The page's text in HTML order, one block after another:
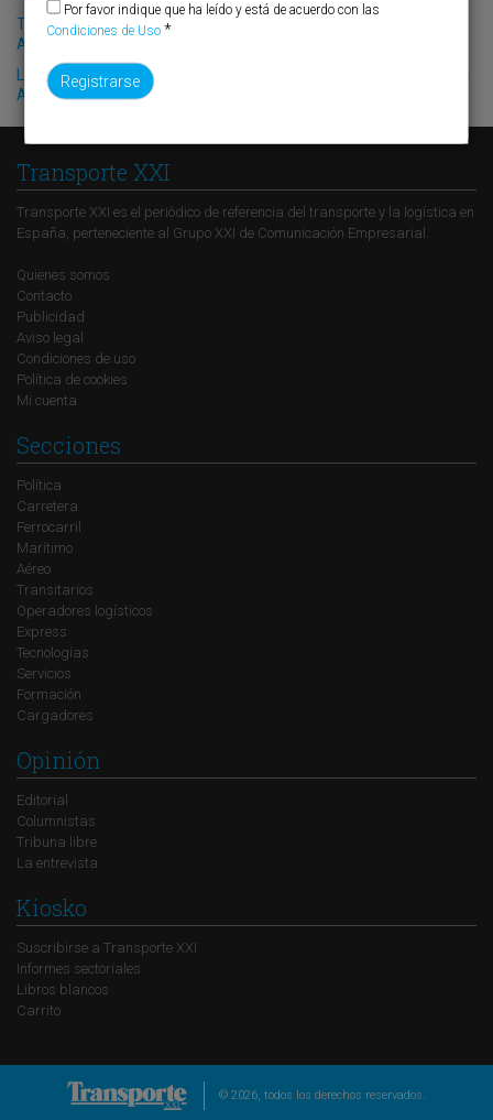
Trasmediterránea refuerza sus operaciones entre Almería y
Argelia
La burocracia sitúa ‘en vía muerta’ los apartaderos ferroviarios de
Algeciras
Transporte XXI
Transporte XXI es el periódico de referencia del transporte y la logística en
España, perteneciente al Grupo XXI de Comunicación Empresarial.
Quienes somos
Contacto
Publicidad
Aviso legal
Condiciones de uso
Política de cookies
Mi cuenta
Secciones
Política
Carretera
Ferrocarril
Marítimo
Aéreo
Transitarios
Operadores logísticos
Express
Tecnologías
Servicios
Formación
Cargadores
Opinión
Editorial
Columnistas
Tribuna libre
La entrevista
Kiosko
Suscribirse a Transporte XXI
Informes sectoriales
Libros blancos
Carrito
© 2026, todos los derechos reservados.
Por favor indique que ha leído y está de acuerdo con las
Condiciones de Uso *